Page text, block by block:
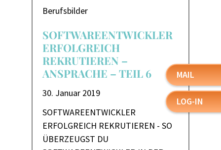
Berufsbilder
30. Januar 2019
SOFTWAREENTWICKLER
ERFOLGREICH
REKRUTIEREN –
ANSPRACHE – TEIL 6
SOFTWAREENTWICKLER
ERFOLGREICH REKRUTIEREN - SO
ÜBERZEUGST DU
MAIL
LOG-IN